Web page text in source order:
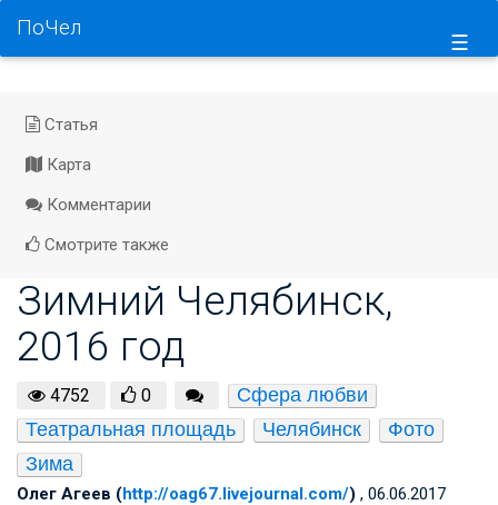
☰
ПоЧел
Статья
Карта
Комментарии
Смотрите также
Зимний Челябинск,
2016 год
4752 0
Сфера любви
Театральная площадь
Челябинск
Фото
Зима
Олег Агеев (http://oag67.livejournal.com/) , 06.06.2017